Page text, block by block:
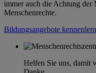
immer auch die Achtung der
Menschenrechte.
Bildungsangebote
Helfen Sie uns, damit